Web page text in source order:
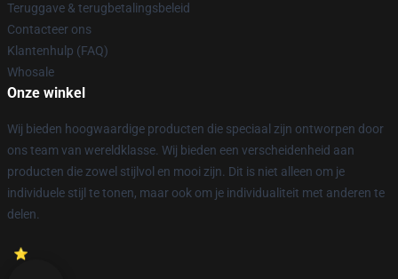
Teruggave & terugbetalingsbeleid
Contacteer ons
Klantenhulp (FAQ)
Whosale
Onze winkel
Wij bieden hoogwaardige producten die speciaal zijn ontworpen door
ons team van wereldklasse. Wij bieden een verscheidenheid aan
producten die zowel stijlvol en mooi zijn. Dit is niet alleen om je
individuele stijl te tonen, maar ook om je individualiteit met anderen te
delen.